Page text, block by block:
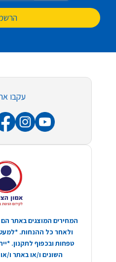
עקבו
המחירים המוצגים באתר
ולאחר כל ההנחות.
טפחות ובכפוף לתקנון.
השונים ו/או באתר ו/או